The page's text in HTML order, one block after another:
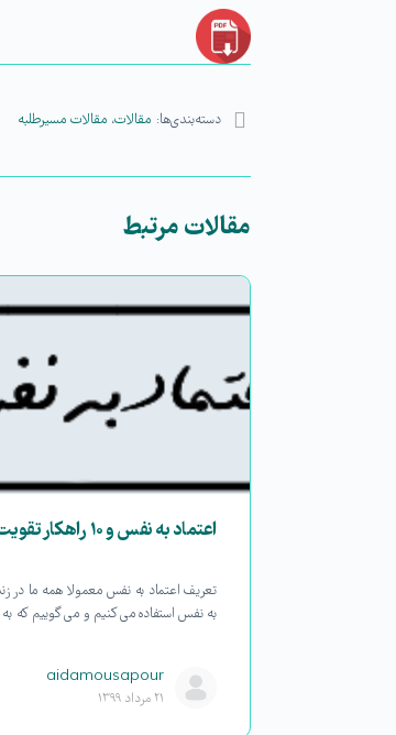
دسته‌بندی‌ها: مقالات، مقالات مسیرطلبه
مقالات مرتبط
اعتماد به نفس و ۱۰ راهکار تقویت آن
تعریف اعتماد به نفس معمولا همه ما در
به نفس استفاده می کنیم و می گوییم که
aidamousapour
۲۱ مرداد ۱۳۹۹